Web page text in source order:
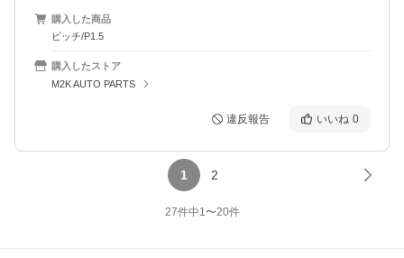
購入した商品
ピッチ/P1.5
購入したストア
M2K AUTO PARTS
違反報告 いいね 0
1 2
27件中1〜20件